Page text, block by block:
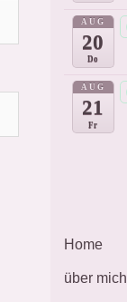
AUG
20
Do
AUG
21
Fr
Home
über mich